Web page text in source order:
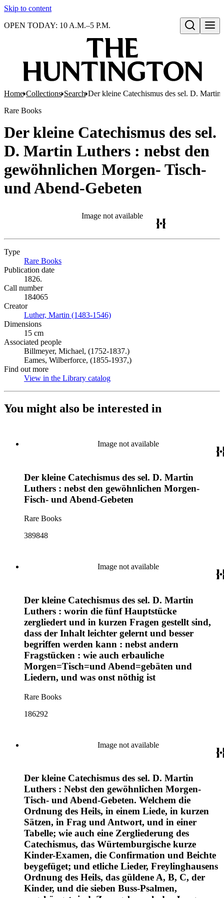
Skip to content
Open search
OPEN TODAY: 10 A.M.–5 P.M.
Home Collections Search Der kleine Catechismus des sel. D.
Rare Books
Der kleine Catechismus des sel.
D. Martin Luthers : nebst den
gewöhnlichen Morgen- Tisch-
und Abend-Gebeten
Image not available
Type
Rare Books
Publication date
1826.
Call number
184065
Creator
Luther, Martin (1483-1546)
Dimensions
15 cm
Associated people
Billmeyer, Michael, (1752-1837.)
Eames, Wilberforce, (1855-1937,)
Find out more
View in the Library catalog
You might also be interested in
Image not available
Der kleine Catechismus des sel. D. Martin
Luthers : nebst den gewöhnlichen Morgen-
Fisch- und Abend-Gebeten
Rare Books
389848
Image not available
Der kleine Catechismus des sel. D. Martin
Luthers : worin die fünf Hauptstücke
zergliedert und in kurzen Fragen gestellt sind,
dass der Inhalt leichter gelernt und besser
begriffen werden kann : nebst andern
Fragstücken : wie auch erbauliche
Morgen=Tisch=und Abend=gebäten und
Liedern, und was onst nöthig ist
Rare Books
186292
Image not available
Der kleine Catechismus des sel. D. Martin
Luthers : Nebst den gewöhnlichen Morgen-
Tisch- und Abend-Gebeten. Welchem die
Ordnung des Heils, in einem Liede, in kurzen
Sätzen, in Frag und Antwort, und in einer
Tabelle; wie auch eine Zergliederung des
Catechismus, das Würtemburgische kurze
Kinder-Examen, die Confirmation und Beichte
beygefüget; und etliche Lieder, Freylinghausens
Ordnung des Heils, das güldene A, B, C, der
Kinder, und die sieben Buss-Psalmen,